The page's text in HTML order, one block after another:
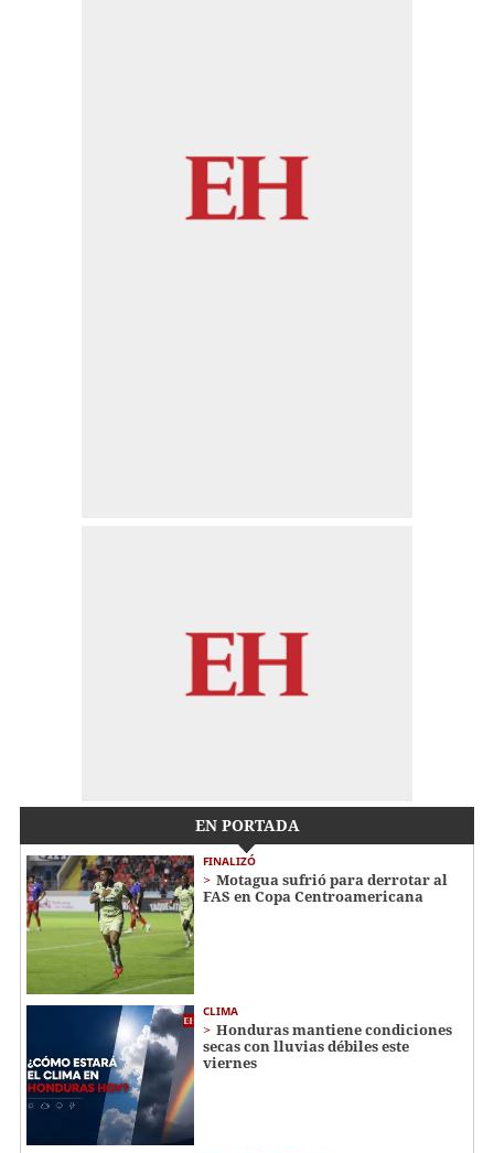
EN PORTADA
FINALIZÓ
Motagua sufrió para derrotar al
FAS en Copa Centroamericana
CLIMA
Honduras mantiene condiciones
secas con lluvias débiles este
viernes